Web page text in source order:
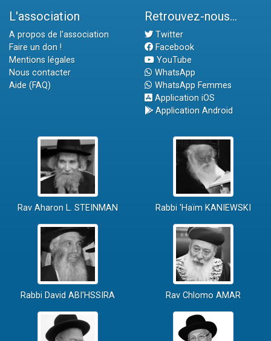
L'association
A propos de l'association
Faire un don !
Mentions légales
Nous contacter
Aide (FAQ)
Retrouvez-nous...
Twitter
Facebook
YouTube
WhatsApp
WhatsApp Femmes
Application iOS
Application Android
Rav Aharon L. STEINMAN Rabbi 'Haïm KANIEWSKI
Rabbi David ABI'HSSIRA Rav Chlomo AMAR